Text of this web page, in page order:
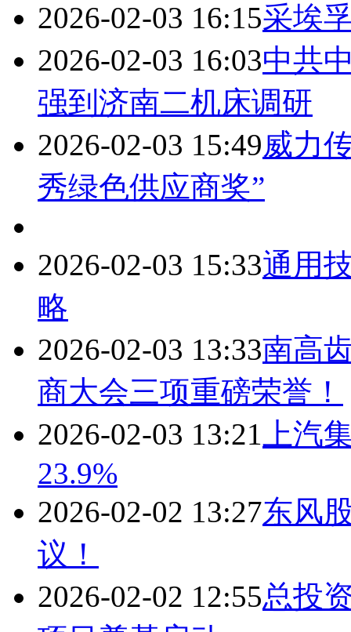
2026-02-03 16:15采埃
2026-02-03 16:03中共
强到济南二机床调研
2026-02-03 15:49威力
秀绿色供应商奖”
2026-02-03 15:33通用
略
2026-02-03 13:33南高
商大会三项重磅荣誉！
2026-02-03 13:21 上汽
23.9%
2026-02-02 13:27东风
议！
2026-02-02 12:55总投